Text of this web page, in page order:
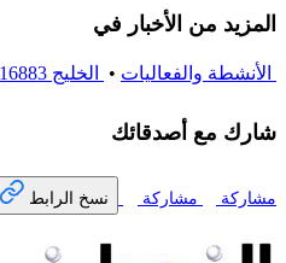
المزيد من الأخبار في
الأنشطة والفعاليات • الخليج 16883
شارك مع أصدقائك
مشاركة مشاركة نسخ الرابط